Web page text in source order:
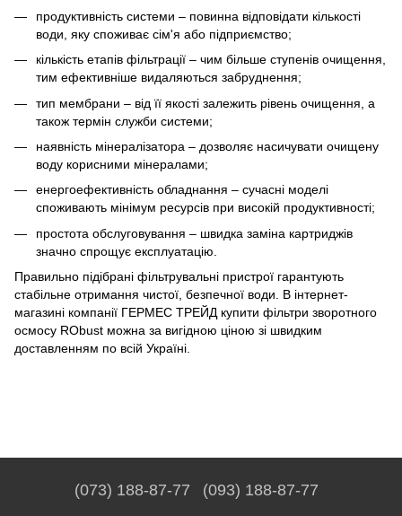
продуктивність системи – повинна відповідати кількості
води, яку споживає сім'я або підприємство;
кількість етапів фільтрації – чим більше ступенів очищення,
тим ефективніше видаляються забруднення;
тип мембрани – від її якості залежить рівень очищення, а
також термін служби системи;
наявність мінералізатора – дозволяє насичувати очищену
воду корисними мінералами;
енергоефективність обладнання – сучасні моделі
споживають мінімум ресурсів при високій продуктивності;
простота обслуговування – швидка заміна картриджів
значно спрощує експлуатацію.
Правильно підібрані фільтрувальні пристрої гарантують
стабільне отримання чистої, безпечної води. В інтернет-
магазині компанії ГЕРМЕС ТРЕЙД купити фільтри зворотного
осмосу RObust можна за вигідною ціною зі швидким
доставленням по всій Україні.
(073) 188-87-77 (093) 188-87-77